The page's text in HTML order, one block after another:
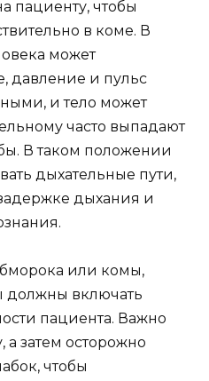
пациенту, чтобы
в коме. В
может
давление и пульс
и тело может
часто выпадают
В таком положении
дыхательные пути,
дыхания и
или комы,
должны включать
пациента. Важно
а затем осторожно
чтобы